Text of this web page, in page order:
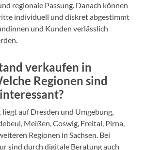
regionale Passung. Danach können
individuell und diskret abgestimmt
und Kunden verlässlich
verkaufen in
Regionen sind
auf Dresden und Umgebung,
Meißen, Coswig, Freital, Pirna,
Regionen in Sachsen. Bei
sind durch digitale Beratung auch